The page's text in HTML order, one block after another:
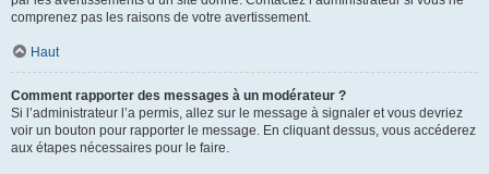
comprenez pas les raisons de votre avertissement.
Haut
Comment rapporter des messages à un modérateur ?
Si l’administrateur l’a permis, allez sur le message à signaler et vous devriez
voir un bouton pour rapporter le message. En cliquant dessus, vous accéderez
aux étapes nécessaires pour le faire.